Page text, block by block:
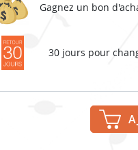
Gagnez un bon
30 jours pour